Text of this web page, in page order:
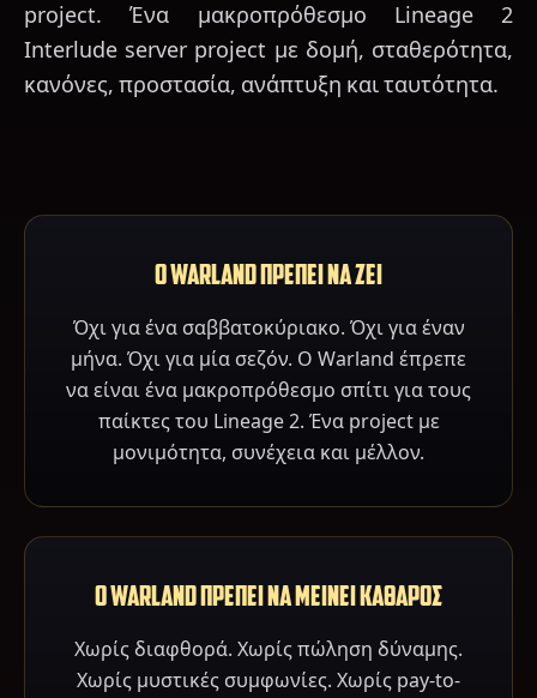
project. Ένα μακροπρόθεσμο Lineage 2
Interlude server project με δομή, σταθερότητα,
κανόνες, προστασία, ανάπτυξη και ταυτότητα.
Ο WARLAND ΠΡΕΠΕΙ ΝΑ ΖΕΙ
Όχι για ένα σαββατοκύριακο. Όχι για έναν
μήνα. Όχι για μία σεζόν. Ο Warland έπρεπε
να είναι ένα μακροπρόθεσμο σπίτι για τους
παίκτες του Lineage 2. Ένα project με
μονιμότητα, συνέχεια και μέλλον.
Ο WARLAND ΠΡΕΠΕΙ ΝΑ ΜΕΙΝΕΙ ΚΑΘΑΡΟΣ
Χωρίς διαφθορά. Χωρίς πώληση δύναμης.
Χωρίς μυστικές συμφωνίες. Χωρίς pay-to-